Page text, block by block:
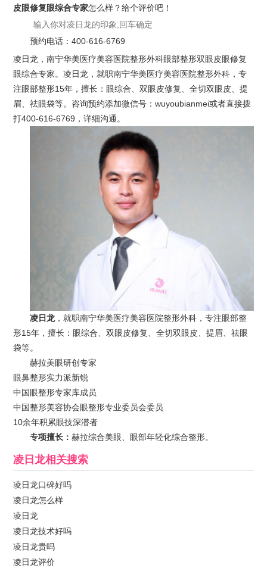
皮眼修复眼综合专家怎么样？给个评价吧！
预约电话：400-616-6769
凌日龙，南宁华美医疗美容医院整形外科眼部整形双眼皮眼修复
眼综合专家。凌日龙，就职南宁华美医疗美容医院整形外科，专
注眼部整形15年，擅长：眼综合、双眼皮修复、全切双眼皮、提
眉、祛眼袋等。咨询预约添加微信号：wuyoubianmei或者直接拨
打400-616-6769，详细沟通。
凌日龙 ，就职南宁华美医疗美容医院整形外科，专注眼部整
形15年，擅长：眼综合、双眼皮修复、全切双眼皮、提眉、祛眼
袋等。
赫拉美眼研创专家
眼鼻整形实力派新锐
中国眼整形专家库成员
中国整形美容协会眼整形专业委员会委员
10余年积累眼技深潜者
专项擅长：赫拉综合美眼、眼部年轻化综合整形。
凌日龙相关搜索
凌日龙口碑好吗
凌日龙怎么样
凌日龙
凌日龙技术好吗
凌日龙贵吗
凌日龙评价